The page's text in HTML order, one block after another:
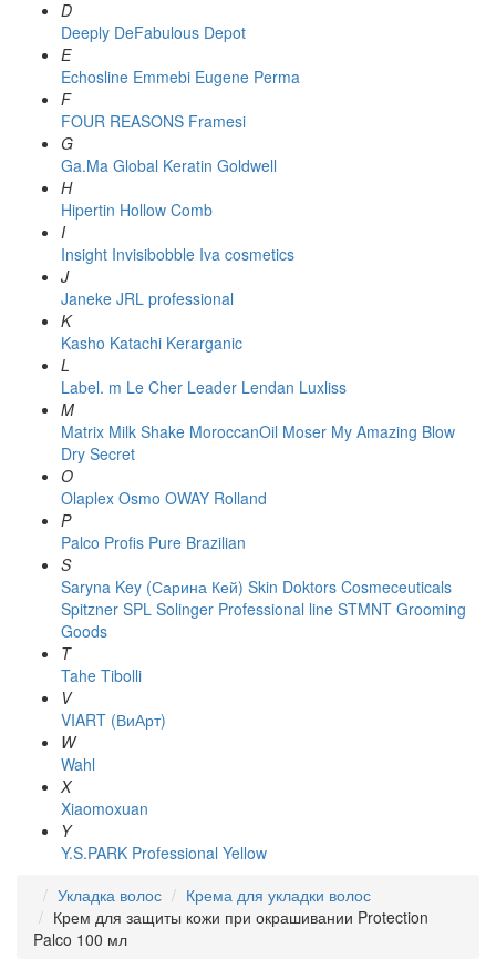
D
Deeply DeFabulous Depot
E
Echosline Emmebi Eugene Perma
F
FOUR REASONS Framesi
G
Ga.Ma Global Keratin Goldwell
H
Hipertin Hollow Comb
I
Insight Invisibobble Iva cosmetics
J
Janeke JRL professional
K
Kasho Katachi Kerarganic
L
Label. m Le Cher Leader Lendan Luxliss
M
Matrix Milk Shake MoroccanOil Moser My Amazing Blow
Dry Secret
O
Olaplex Osmo OWAY Rolland
P
Palco Profis Pure Brazilian
S
Saryna Key (Сарина Кей) Skin Doktors Cosmeceuticals
Spitzner SPL Solinger Professional line STMNT Grooming
Goods
T
Tahe Tibolli
V
VIART (ВиАрт)
W
Wahl
X
Xiaomoxuan
Y
Y.S.PARK Professional Yellow
Укладка волос
Крема для укладки волос
Крем для защиты кожи при окрашивании Protection
Palco 100 мл